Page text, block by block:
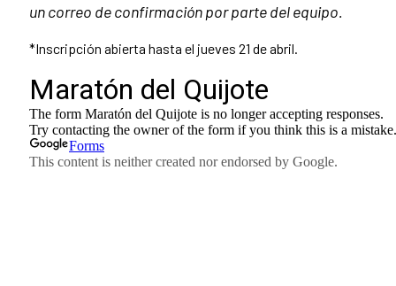
un correo de confirmación por parte del equipo.
*Inscripción abierta hasta el jueves 21 de abril.